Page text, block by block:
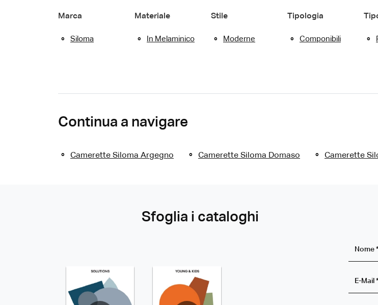
Marca
Siloma
Materiale
In Melaminico
Stile
Moderne
Tipologia
Componibili
Continua a navigare
Camerette Siloma Argegno Camerette Siloma Domaso Camerette
Sfoglia i cataloghi